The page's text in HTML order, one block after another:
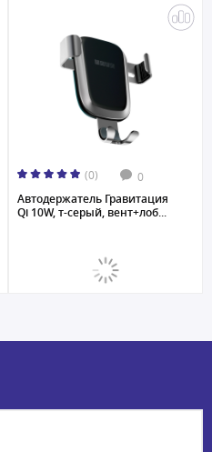
(0) 0
Автодержатель Гравитация
Qi 10W, т-серый, вент+лоб...